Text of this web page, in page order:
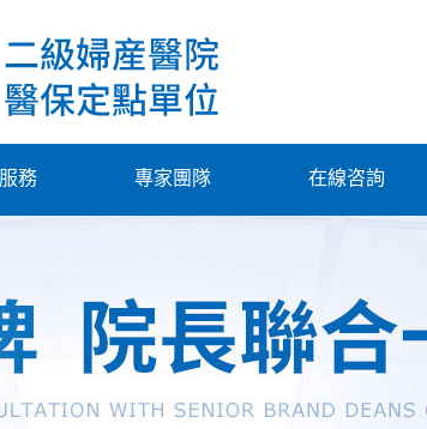
務 專家團隊 在線咨詢